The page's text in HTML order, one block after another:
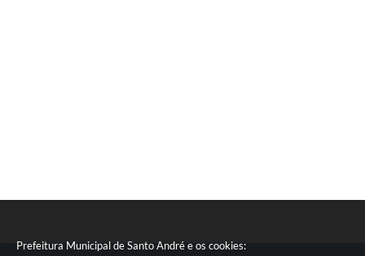
Prefeitura Municipal de Santo André e os cookies: